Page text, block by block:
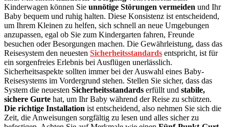
Kinderwagen können Sie unnötige Störungen vermeiden und Ihr
Baby bequem und ruhig halten. Diese Konsistenz ist entscheidend,
um Ihrem Kleinen zu helfen, sich schnell an neue Umgebungen
anzupassen, egal ob Sie zum Kindergarten fahren, Freunde
besuchen oder Besorgungen machen. Die Gewährleistung, dass das
Reisesystem den neuesten Sicherheitsstandards entspricht, ist für
ein sorgenfreies Erlebnis bei Ausflügen unerlässlich.
Sicherheitsaspekte sollten immer bei der Auswahl eines Baby-
Reisesystems im Vordergrund stehen. Stellen Sie sicher, dass das
System die neuesten Sicherheitsstandards erfüllt und stabile,
sichere Gurte hat, um Ihr Baby während der Reise zu schützen.
Die richtige Installation ist entscheidend, also nehmen Sie sich die
Zeit, die Anweisungen sorgfältig zu lesen und alles sicher zu